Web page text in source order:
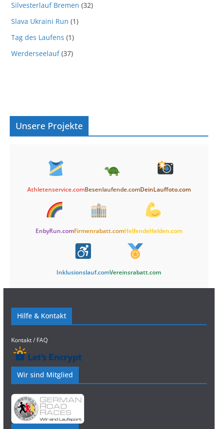
Silvesterlauf Bremen (32)
Slava Ukraini Run (1)
Tag des Laufens (1)
Werderseelauf(37)
Unsere Projekte
Athletenservice.comBesenlaufende.comDeinLauffoto.com
EnbyRun.comFirmenrabatt.comHelfendeHelden.com
Inklusionslauf.comVereinsrabatt.com
Hilfe & Kontakt
Kontakt / FAQ
Wir sind Mitglied